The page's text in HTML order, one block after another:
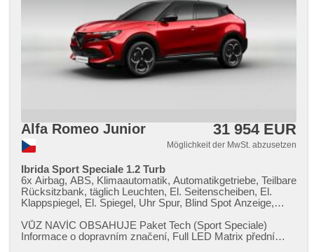
Alfa Romeo Junior 31 954 EUR
Möglichkeit der MwSt. abzusetzen
Ibrida Sport Speciale 1.2 Turb
6x Airbag, ABS, Klimaautomatik, Automatikgetriebe, Teilbare
Rücksitzbank, täglich Leuchten, El. Seitenscheiben, El.
Klappspiegel, El. Spiegel, Uhr Spur, Blind Spot Anzeige,
Reifendrucksensor, Sportsitze, Elektronisches
Stabilitätsprogramm (ESP), Adaptive
VŮZ NAVÍC OBSAHUJE Paket Tech (Sport Speciale)
Informace o dopravním značení,​ Full LED Matrix přední